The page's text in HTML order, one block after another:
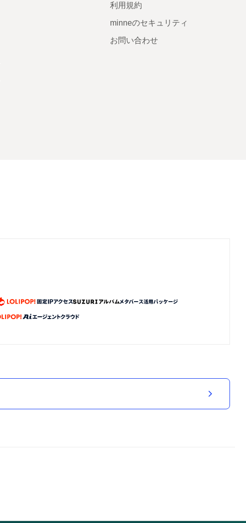
利用規約
minneのセキュリティ
お問い合わせ